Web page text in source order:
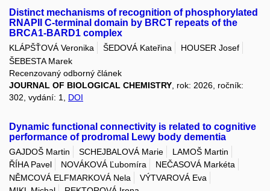
Distinct mechanisms of recognition of phosphorylated
RNAPII C-terminal domain by BRCT repeats of the
BRCA1-BARD1 complex
KLÁPŠŤOVÁ Veronika ŠEDOVÁ Kateřina
HOUSER Josef
ŠEBESTA Marek
Recenzovaný odborný článek
JOURNAL OF BIOLOGICAL CHEMISTRY , rok: 2026, ročník:
302, vydání: 1, DOI
Dynamic functional connectivity is related to cognitive
performance of prodromal Lewy body dementia
GAJDOŠ Martin SCHEJBALOVÁ Marie
LAMOŠ Martin
ŘÍHA Pavel
NOVÁKOVÁ Ľubomíra
NEČASOVÁ Markéta
NĚMCOVÁ ELFMARKOVÁ Nela
VÝTVAROVÁ Eva